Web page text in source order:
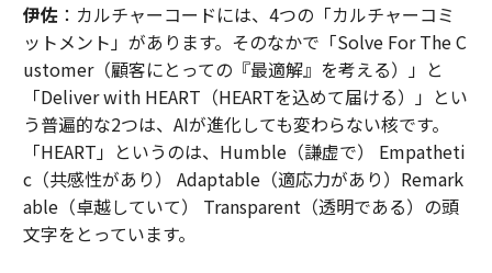
伊佐：カルチャーコードには、4つの「カルチャーコミ
ットメント」があります。そのなかで「Solve For The C
ustomer（顧客にとっての『最適解』を考える）」と
「Deliver with HEART（HEARTを込めて届ける）」とい
う普遍的な2つは、AIが進化しても変わらない核です。
「HEART」というのは、Humble（謙虚で） Empatheti
c（共感性があり） Adaptable（適応力があり）Remark
able（卓越していて） Transparent（透明である）の頭
文字をとっています。